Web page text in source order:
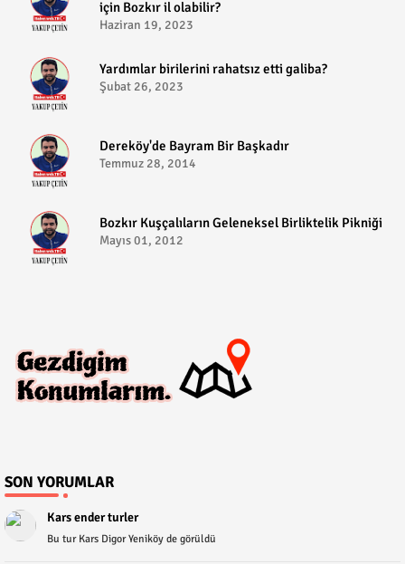
için Bozkır il olabilir?
Haziran 19, 2023
​Yardımlar birilerini rahatsız etti galiba?
Şubat 26, 2023
Dereköy'de Bayram Bir Başkadır
Temmuz 28, 2014
Bozkır Kuşçalıların Geleneksel Birliktelik Pikniği
Mayıs 01, 2012
SON YORUMLAR
Kars ender turler
Bu tur Kars Digor Yeniköy de görüldü